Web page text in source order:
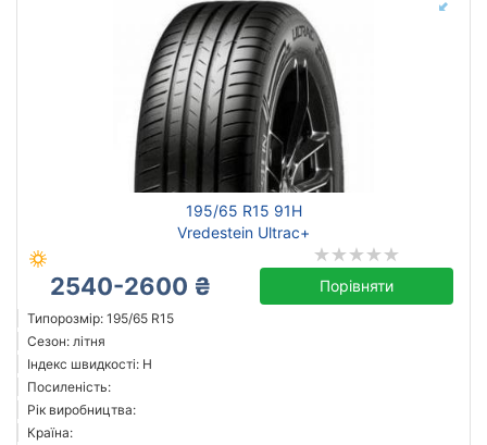
195/65 R15 91H
Vredestein Ultrac+
2540-2600 ₴ Порівняти
Типорозмір: 195/65 R15
Сезон: літня
Індекс швидкості: H
Посиленість:
Рік виробництва:
Країна: